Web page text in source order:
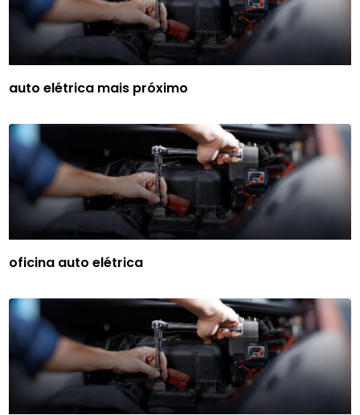
auto elétrica mais próximo
oficina auto elétrica